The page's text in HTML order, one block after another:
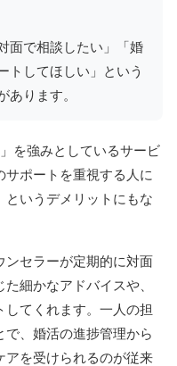
面で相談したい」「婚
トしてほしい」という
あります。
を強みとしているサービ
サポートを重視する人に
というデメリットにもな
ンセラーが定期的に対面
細かなアドバイスや、
てくれます。一人の担
、婚活の進捗管理から
アを受けられるのが従来